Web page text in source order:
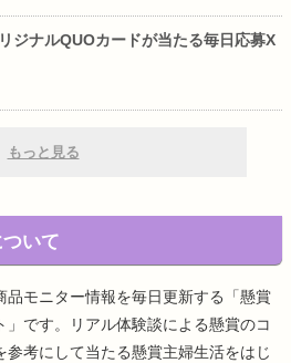
ジナルQUOカードが当たる毎日応募X
もっと見る
いて
品モニター情報を毎日更新する「懸賞
です。リアル体験談による懸賞のコ
考にして当たる懸賞主婦生活をはじ